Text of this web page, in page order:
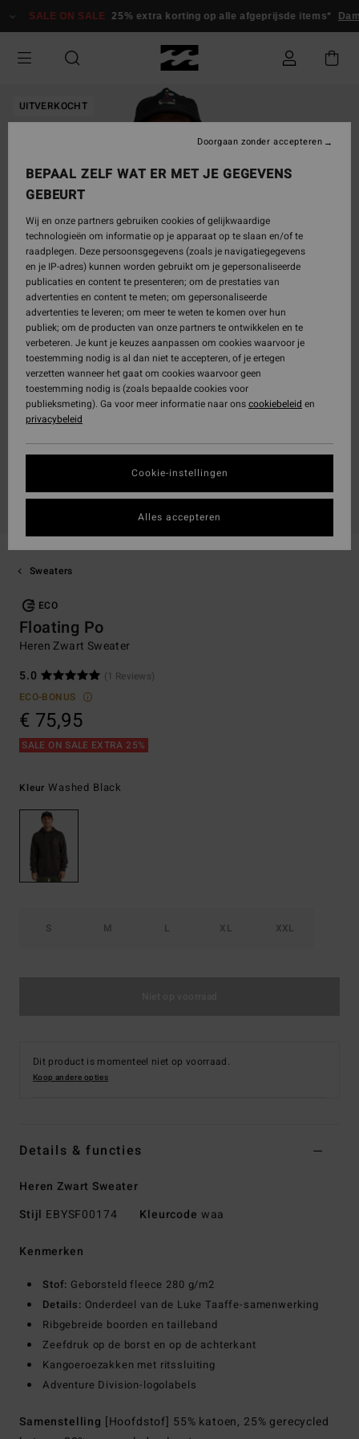
naar
SALE ON SALE 25% extra korting op alle afgeprijsde items*
UITVERKOCHT
Sweaters
ECO
Floating Po
Heren Zwart Sweater
5.0
(1 Reviews)
ECO-BONUS
€ 75,95
SALE ON SALE EXTRA 25%
KleurWashed Black
S M L XL XXL
Dit product is momenteel niet op voorraad.
Koop andere opties
Details & functies
Heren Zwart Sweater
Stijl EBYSF00174 Kleurcode waa
Kenmerken
Stof: Geborsteld fleece 280 g/m2
Details: Onderdeel van de Luke Taaffe-samenwerking
Ribgebreide boorden en tailleband
Zeefdruk op de borst en op de achterkant
Kangoeroezakken met ritssluiting
Adventure Division-logolabels
Samenstelling [Hoofdstof] 55% katoen, 25% gerecycled
BEPAAL ZELF WAT ER MET JE GEGEVENS
GEBEURT
Wij en onze partners gebruiken cookies of gelijkwaardige
technologieën om informatie op je apparaat op te slaan en/of te
raadplegen. Deze persoonsgegevens (zoals je navigatiegegevens
en je IP-adres) kunnen worden gebruikt om je gepersonaliseerde
publicaties en content te presenteren; om de prestaties van
advertenties en content te meten; om gepersonaliseerde
advertenties te leveren; om meer te weten te komen over hun
publiek; om de producten van onze partners te ontwikkelen en te
verbeteren. Je kunt je keuzes aanpassen om cookies waarvoor je
toestemming nodig is al dan niet te accepteren, of je ertegen
verzetten wanneer het gaat om cookies waarvoor geen
toestemming nodig is (zoals bepaalde cookies voor
publieksmeting). Ga voor meer informatie naar onscookiebeleid en
privacybeleid
Cookie-instellingen
Doorgaan zonder accepteren
Alles accepteren